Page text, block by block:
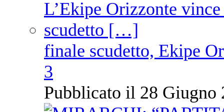
finale scudetto, Ekipe
3
Pubblicato il 28 Giugno